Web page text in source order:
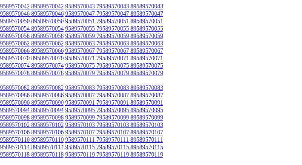
89589570042 9589570043 79589570043 89589570043
89589570046 9589570047 79589570047 89589570047
89589570050 9589570051 79589570051 89589570051
89589570054 9589570055 79589570055 89589570055
89589570058 9589570059 79589570059 89589570059
89589570062 9589570063 79589570063 89589570063
89589570066 9589570067 79589570067 89589570067
89589570070 9589570071 79589570071 89589570071
89589570074 9589570075 79589570075 89589570075
89589570078 9589570079 79589570079 89589570079
89589570082 9589570083 79589570083 89589570083
89589570086 9589570087 79589570087 89589570087
89589570090 9589570091 79589570091 89589570091
89589570094 9589570095 79589570095 89589570095
89589570098 9589570099 79589570099 89589570099
89589570102 9589570103 79589570103 89589570103
89589570106 9589570107 79589570107 89589570107
89589570110 9589570111 79589570111 89589570111
89589570114 9589570115 79589570115 89589570115
89589570118 9589570119 79589570119 89589570119